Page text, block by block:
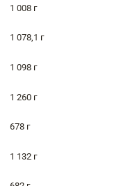
1 008 г
1 078,1 г
1 098 г
1 260 г
678 г
1 132 г